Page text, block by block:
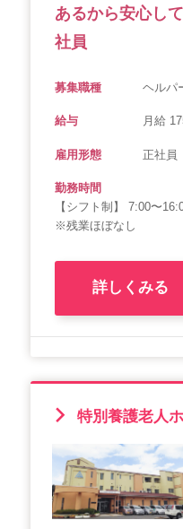
あるから安心し
社員
募集職種 ヘルパ
給与 月給
雇用形態 正社員
勤務時間
【シフト制】 7:00〜
※残業ほぼなし
詳しくみる
特別養護老人